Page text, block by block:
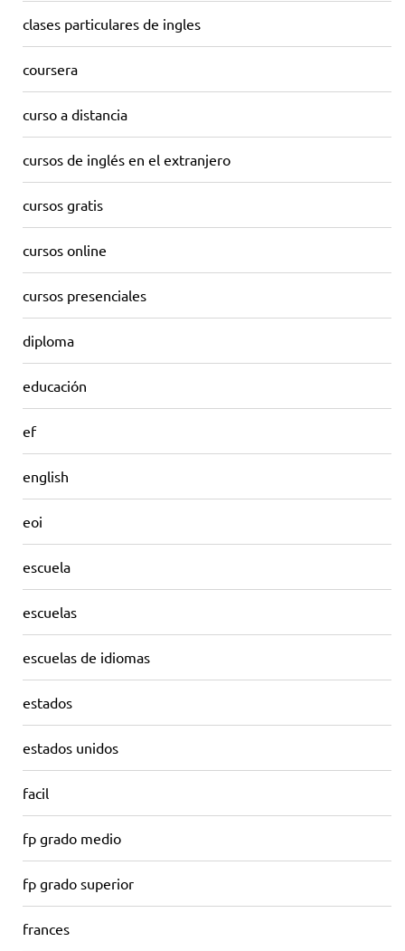
clases particulares de ingles
coursera
curso a distancia
cursos de inglés en el extranjero
cursos gratis
cursos online
cursos presenciales
diploma
educación
ef
english
eoi
escuela
escuelas
escuelas de idiomas
estados
estados unidos
facil
fp grado medio
fp grado superior
frances